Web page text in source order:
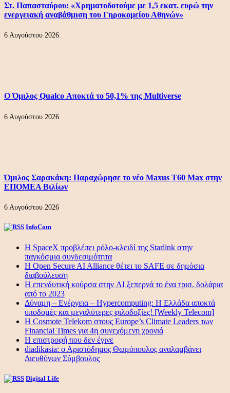
Στ. Παπασταύρου: «Χρηματοδοτούμε με 1,5 εκατ. ευρώ την
ενεργειακή αναβάθμιση του Γηροκομείου Αθηνών»
6 Αυγούστου 2026
Ο Όμιλος Qualco Αποκτά το 50,1% της Multiverse
6 Αυγούστου 2026
Όμιλος Σαρακάκη: Παραχώρησε το νέο Maxus T60 Max στην
ΕΠΟΜΕΑ Βιλίων
6 Αυγούστου 2026
InfoCom
Η SpaceX προβλέπει ρόλο-κλειδί της Starlink στην
παγκόσμια συνδεσιμότητα
Η Open Secure AI Alliance θέτει το SAFE σε δημόσια
διαβούλευση
Η επενδυτική κούρσα στην AI ξεπερνά το ένα τρισ. δολάρια
από το 2023
Δύναμη – Ενέργεια – Ηypercomputing: Η Ελλάδα αποκτά
υποδομές και μεγαλύτερες φιλοδοξίες! [Weekly Telecom]
Η Cosmote Telekom στους Europe’s Climate Leaders των
Financial Times για 4η συνεχόμενη χρονιά
Η επιστροφή που δεν έγινε
diadikasia: ο Αριστόδημος Θωμόπουλος αναλαμβάνει
Διευθύνων Σύμβουλος
Digital Life